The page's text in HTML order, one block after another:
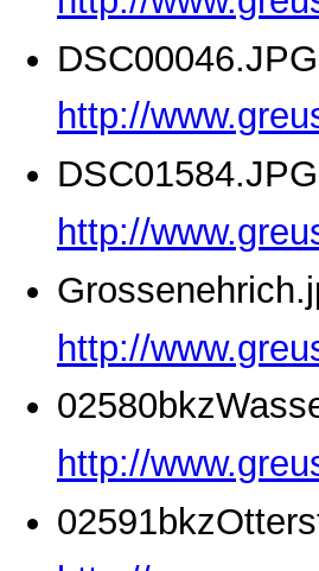
DSC00046.JPG
http://
DSC01584.JPG
http://
http://
http://